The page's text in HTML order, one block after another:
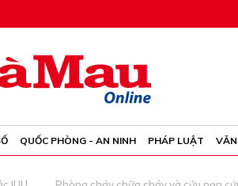
QUỐC PHÒNG - AN NINH PHÁP LUẬT